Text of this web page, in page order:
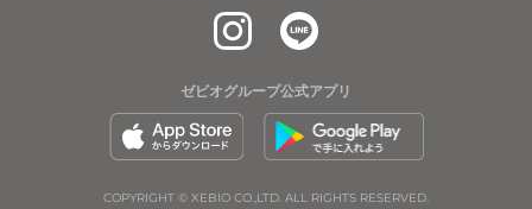
ゼビオグループ公式アプリ
COPYRIGHT © XEBIO CO.,LTD. ALL RIGHTS RESERVED.